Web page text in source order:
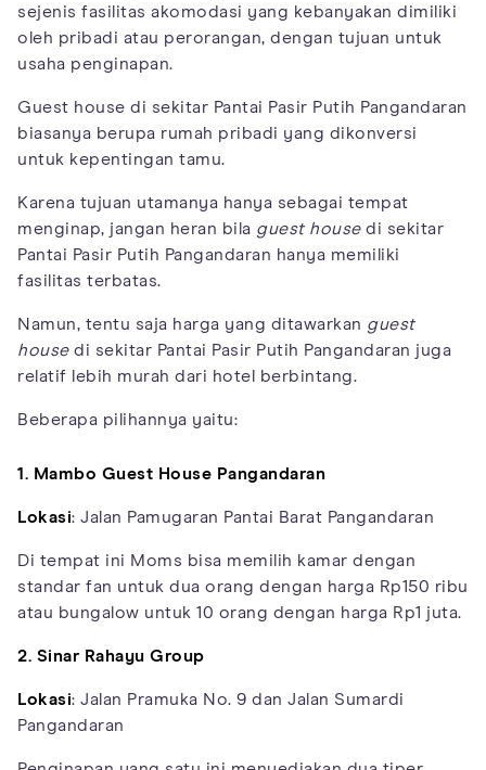
sejenis fasilitas akomodasi yang kebanyakan dimiliki
oleh pribadi atau perorangan, dengan tujuan untuk
usaha penginapan.
Guest house di sekitar Pantai Pasir Putih Pangandaran
biasanya berupa rumah pribadi yang dikonversi
untuk kepentingan tamu.
Karena tujuan utamanya hanya sebagai tempat
menginap, jangan heran bila guest housedi sekitar
Pantai Pasir Putih Pangandaran hanya memiliki
fasilitas terbatas.
Namun, tentu saja harga yang ditawarkan guest
housedi sekitar Pantai Pasir Putih Pangandaran juga
relatif lebih murah dari hotel berbintang.
Beberapa pilihannya yaitu:
1. Mambo Guest House Pangandaran
Lokasi: Jalan Pamugaran Pantai Barat Pangandaran
Di tempat ini Moms bisa memilih kamar dengan
standar fan untuk dua orang dengan harga Rp150 ribu
atau bungalow untuk 10 orang dengan harga Rp1 juta.
2. Sinar Rahayu Group
Lokasi: Jalan Pramuka No. 9 dan Jalan Sumardi
Pangandaran